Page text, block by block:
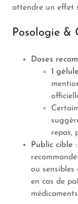
attendre un effet
Posologie &
Doses
1
repas,
Public cible
ou
en cas de